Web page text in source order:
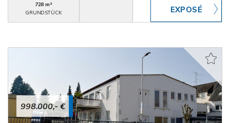
728 m²
GRUNDSTÜCK
998.000,- €